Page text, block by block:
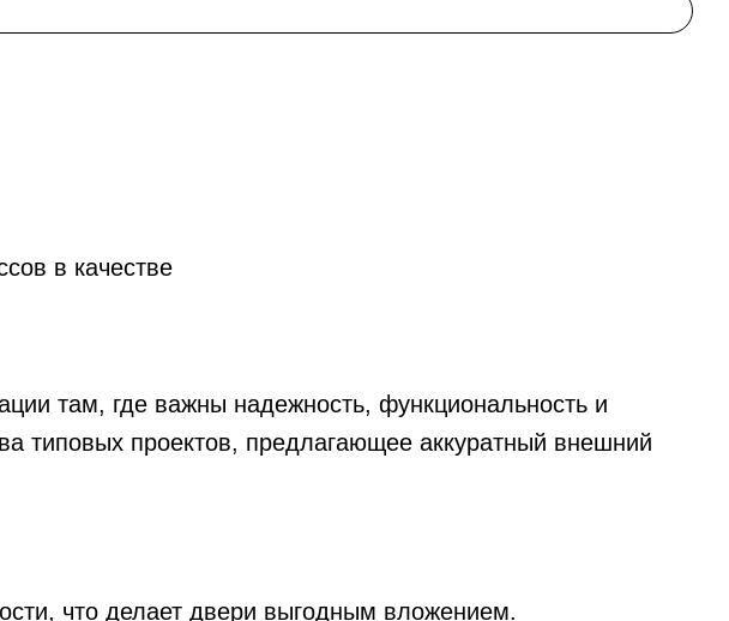
в качестве
там, где важны надежность, функциональность и
типовых проектов, предлагающее аккуратный внешний
что делает двери выгодным вложением.